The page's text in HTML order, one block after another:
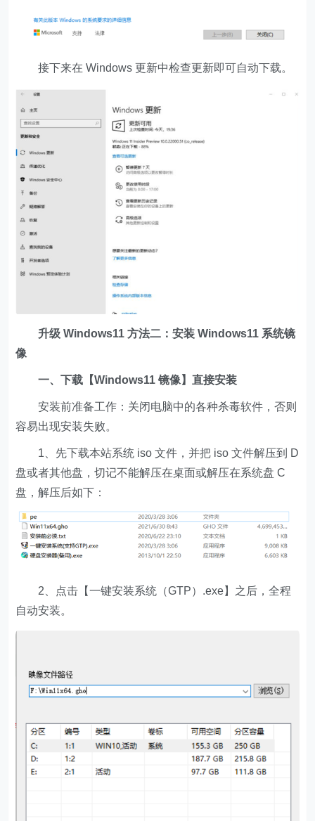
接下来在 Windows 更新中检查更新即可自动下载。
升级 Windows11 方法二：安装 Windows11 系统镜
像
一、下载【Windows11 镜像】直接安装
安装前准备工作：关闭电脑中的各种杀毒软件，否则
容易出现安装失败。
1、先下载本站系统 iso 文件，并把 iso 文件解压到 D
盘或者其他盘，切记不能解压在桌面或解压在系统盘 C
盘，解压后如下：
2、点击【一键安装系统（GTP）.exe】之后，全程
自动安装。